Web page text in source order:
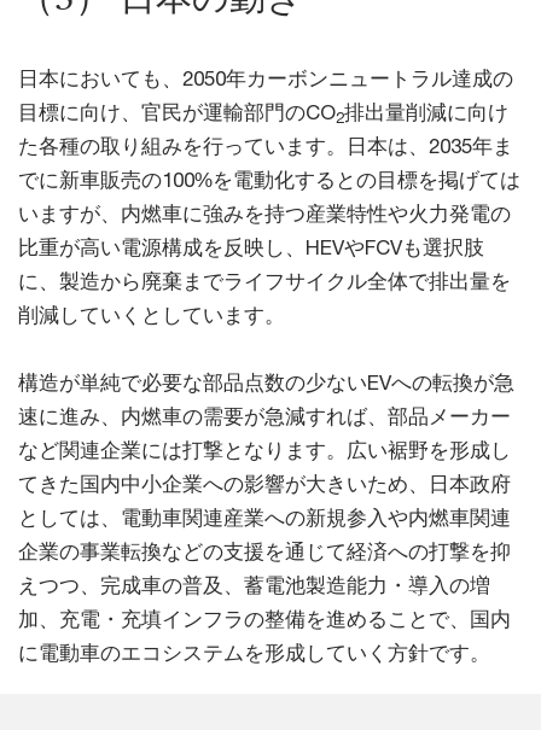
日本においても、2050年カーボンニュートラル達成の
目標に向け、官民が運輸部門のCO2排出量削減に向け
た各種の取り組みを行っています。日本は、2035年ま
でに新車販売の100%を電動化するとの目標を掲げては
いますが、内燃車に強みを持つ産業特性や火力発電の
比重が高い電源構成を反映し、HEVやFCVも選択肢
に、製造から廃棄までライフサイクル全体で排出量を
削減していくとしています。
構造が単純で必要な部品点数の少ないEVへの転換が急
速に進み、内燃車の需要が急減すれば、部品メーカー
など関連企業には打撃となります。広い裾野を形成し
てきた国内中小企業への影響が大きいため、日本政府
としては、電動車関連産業への新規参入や内燃車関連
企業の事業転換などの支援を通じて経済への打撃を抑
えつつ、完成車の普及、蓄電池製造能力・導入の増
加、充電・充填インフラの整備を進めることで、国内
に電動車のエコシステムを形成していく方針です。